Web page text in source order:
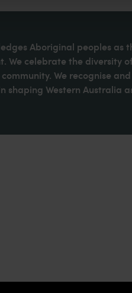
Aboriginal peoples
We celebrate the diversity
We recognise
shaping Western Australia